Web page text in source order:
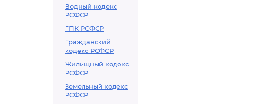
Водный кодекс
РСФСР
ГПК РСФСР
Гражданский
кодекс РСФСР
Жилищный кодекс
РСФСР
Земельный кодекс
РСФСР